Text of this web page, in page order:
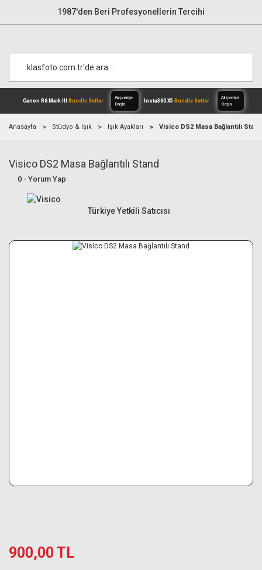
1987'den Beri Profesyonellerin Tercihi
Canon R6 Mark IIIBundle Setler
Anasayfa Stüdyo & Işık Işık Ayakları Visico DS2 Masa Bağlantılı Stand
Visico DS2 Masa Bağlantılı Stand
0 - Yorum Yap
Türkiye Yetkili Satıcısı
900,00 TL